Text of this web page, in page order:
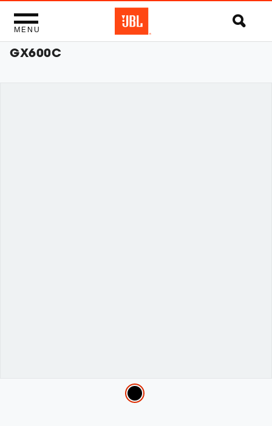
MENU
GX600C